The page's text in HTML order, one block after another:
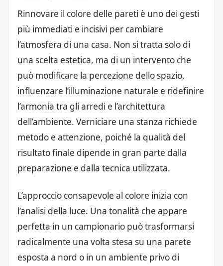
Rinnovare il colore delle pareti è uno dei gesti
più immediati e incisivi per cambiare
l’atmosfera di una casa. Non si tratta solo di
una scelta estetica, ma di un intervento che
può modificare la percezione dello spazio,
influenzare l’illuminazione naturale e ridefinire
l’armonia tra gli arredi e l’architettura
dell’ambiente. Verniciare una stanza richiede
metodo e attenzione, poiché la qualità del
risultato finale dipende in gran parte dalla
preparazione e dalla tecnica utilizzata.
L’approccio consapevole al colore inizia con
l’analisi della luce. Una tonalità che appare
perfetta in un campionario può trasformarsi
radicalmente una volta stesa su una parete
esposta a nord o in un ambiente privo di